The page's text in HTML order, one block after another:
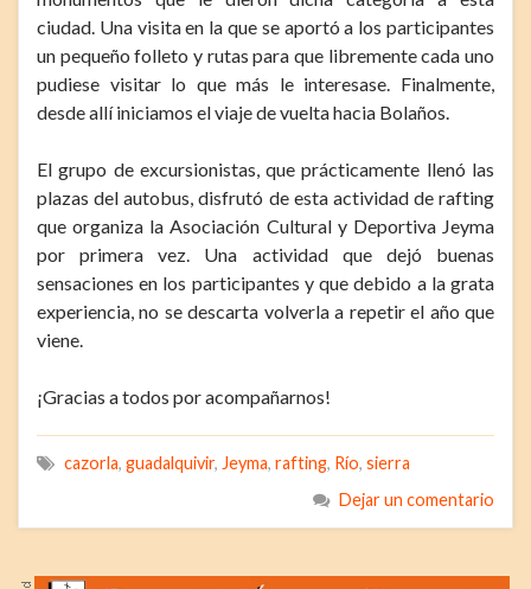
ciudad. Una visita en la que se aportó a los participantes
un pequeño folleto y rutas para que libremente cada uno
pudiese visitar lo que más le interesase. Finalmente,
desde allí iniciamos el viaje de vuelta hacia Bolaños.
El grupo de excursionistas, que prácticamente llenó las
plazas del autobus, disfrutó de esta actividad de rafting
que organiza la Asociación Cultural y Deportiva Jeyma
por primera vez. Una actividad que dejó buenas
sensaciones en los participantes y que debido a la grata
experiencia, no se descarta volverla a repetir el año que
viene.
¡Gracias a todos por acompañarnos!
cazorla, guadalquivir, Jeyma, rafting, Río, sierra
Dejar un comentario